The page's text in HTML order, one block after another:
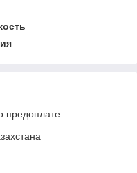
предоплате.